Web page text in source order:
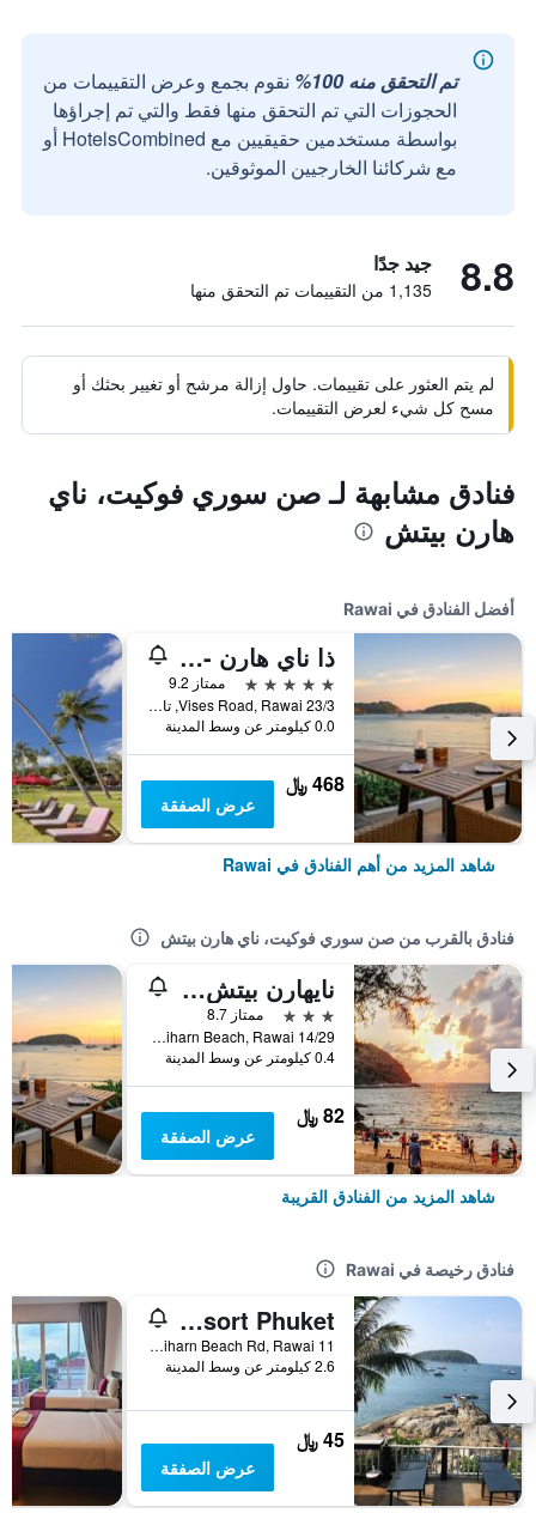
تم التحقق منه 100%
نقوم بجمع وعرض التقييمات من
الحجوزات التي تم التحقق منها فقط والتي تم إجراؤها
بواسطة مستخدمين حقيقيين مع HotelsCombined أو
مع شركائنا الخارجيين الموثوقين.
8.8 جيد جدًا
1,135 من التقييمات تم التحقق منها
لم يتم العثور على تقييمات. حاول إزالة مرشح أو تغيير بحثك أو
مسح كل شيء لعرض التقييمات.
فنادق مشابهة لـ صن سوري فوكيت، ناي
هارن بيتش
أفضل الفنادق في Rawai
ذا ناي هارن - شا إكسترا بلس
5 نجوم
ممتاز 9.2
23/3 Vises Road, Rawai, تايلاند
0.0 كيلومتر عن وسط المدينة
468 ﷼
عرض الصفقة
شاهد المزيد من أهم الفنادق في Rawai
فنادق بالقرب من صن سوري فوكيت، ناي هارن بيتش
نايهارن بيتش ريزورت
3 نجوم
ممتاز 8.7
14/29 Moo 1 Naiharn Beach, Rawai, تايلاند
0.4 كيلومتر عن وسط المدينة
82 ﷼
عرض الصفقة
شاهد المزيد من الفنادق القريبة
فنادق رخيصة في Rawai
Naiharn On The Rock Resort Phuket
11 Naiharn Beach Rd, Rawai, تايلاند
2.6 كيلومتر عن وسط المدينة
45 ﷼
عرض الصفقة